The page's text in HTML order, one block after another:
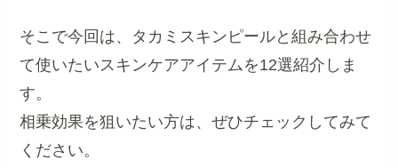
そこで今回は、タカミスキンピールと組み合わせ
て使いたいスキンケアアイテムを12選紹介しま
す。
相乗効果を狙いたい方は、ぜひチェックしてみて
ください。